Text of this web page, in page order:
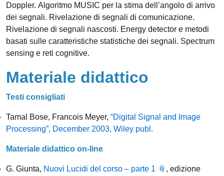
Doppler. Algoritmo MUSIC per la stima dell’angolo di arrivo
dei segnali. Rivelazione di segnali di comunicazione.
Rivelazione di segnali nascosti. Energy detector e metodi
basati sulle caratteristiche statistiche dei segnali. Spectrum
sensing e reti cognitive.
Materiale didattico
Testi consigliati
Tamal Bose, Francois Meyer, “Digital Signal and Image
Processing”, December 2003, Wiley publ.
Materiale didattico on-line
G. Giunta, Nuovi Lucidi del corso – parte 1
, edizione